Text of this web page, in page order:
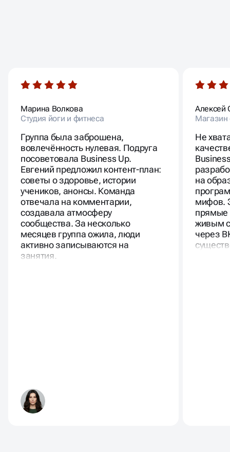
Марина Волкова
Студия йоги и фитнеса
Группа была заброшена,
вовлечённость нулевая. Подруга
посоветовала Business Up.
Евгений предложил контент-план:
советы о здоровье, истории
учеников, анонсы. Команда
отвечала на комментарии,
создавала атмосферу
сообщества. За несколько
месяцев группа ожила, люди
активно записываются на
занятия.
Алексей
Магазин
Не
на
мифов.
прямые
живым
через